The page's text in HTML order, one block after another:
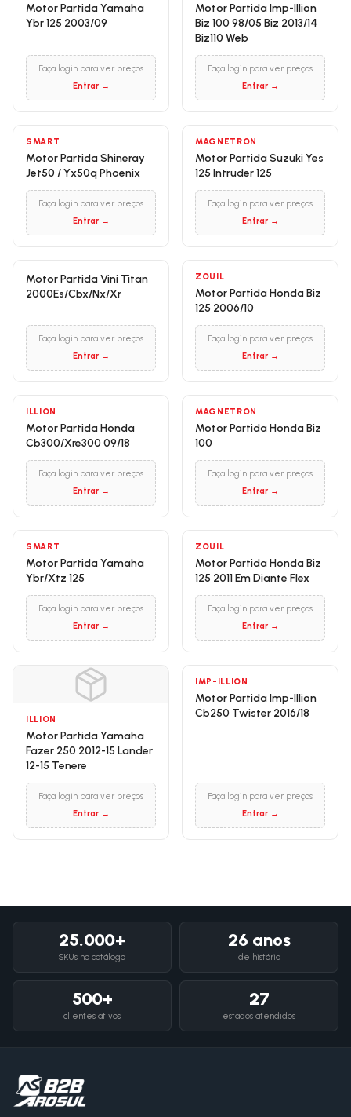
Motor Partida Yamaha
Ybr 125 2003/09
Faça login para ver preços
Entrar →
Motor Partida Imp-Illion
Biz 100 98/05 Biz 2013/14
Biz110 Web
Faça login para ver preços
Entrar →
SMART
Motor Partida Shineray
Jet50 / Yx50q Phoenix
Faça login para ver preços
Entrar →
MAGNETRON
Motor Partida Suzuki Yes
125 Intruder 125
Faça login para ver preços
Entrar →
Motor Partida Vini Titan
2000Es/Cbx/Nx/Xr
Faça login para ver preços
Entrar →
ZOUIL
Motor Partida Honda Biz
125 2006/10
Faça login para ver preços
Entrar →
ILLION
Motor Partida Honda
Cb300/Xre300 09/18
Faça login para ver preços
Entrar →
MAGNETRON
Motor Partida Honda Biz
100
Faça login para ver preços
Entrar →
SMART
Motor Partida Yamaha
Ybr/Xtz 125
Faça login para ver preços
Entrar →
ZOUIL
Motor Partida Honda Biz
125 2011 Em Diante Flex
Faça login para ver preços
Entrar →
ILLION
Motor Partida Yamaha
Fazer 250 2012-15 Lander
12-15 Tenere
Faça login para ver preços
Entrar →
IMP-ILLION
Motor Partida Imp-Illion
Cb250 Twister 2016/18
Faça login para ver preços
Entrar →
25.000+
SKUs no catálogo
26 anos
de história
500+
clientes ativos
27
estados atendidos